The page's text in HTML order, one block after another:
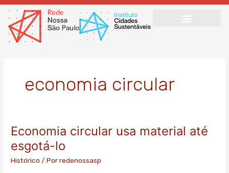
Ir
para
conteúdo
economia circular
Economia circular usa material até
esgotá-lo
Histórico / Porredenossasp
Economia
usa
material